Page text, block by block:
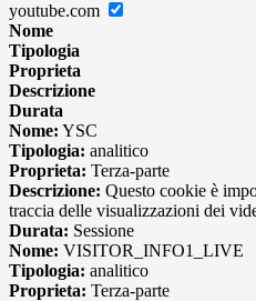
youtube.com
Nome
Tipologia
Proprieta
Descrizione
Durata
Nome: YSC
Tipologia: analitico
Proprieta: Terza-parte
Descrizione: Questo cookie è
traccia delle visualizzazioni dei
Durata: Sessione
Nome: VISITOR_INFO1_LIVE
Tipologia: analitico
Proprieta: Terza-parte